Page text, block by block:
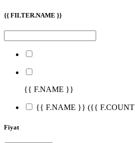
{{ FILTER.NAME }}
{{ F.NAME }}
{{ F.NAME }} ({{
Fiyat